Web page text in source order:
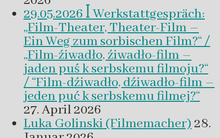
29.05.2026 ꟾ Werkstattgespräch:
„Film-Theater, Theater-Film –
Ein Weg zum sorbischen Film?“ /
„Film-źiwadło, źiwadło-film –
jaden puś k serbskemu filmoju?“
/ “Film-dźiwadło, dźiwadło-film –
jeden puć k serbskemu filmej?“
27. April 2026
Luka Golinski (Filmemacher)28.